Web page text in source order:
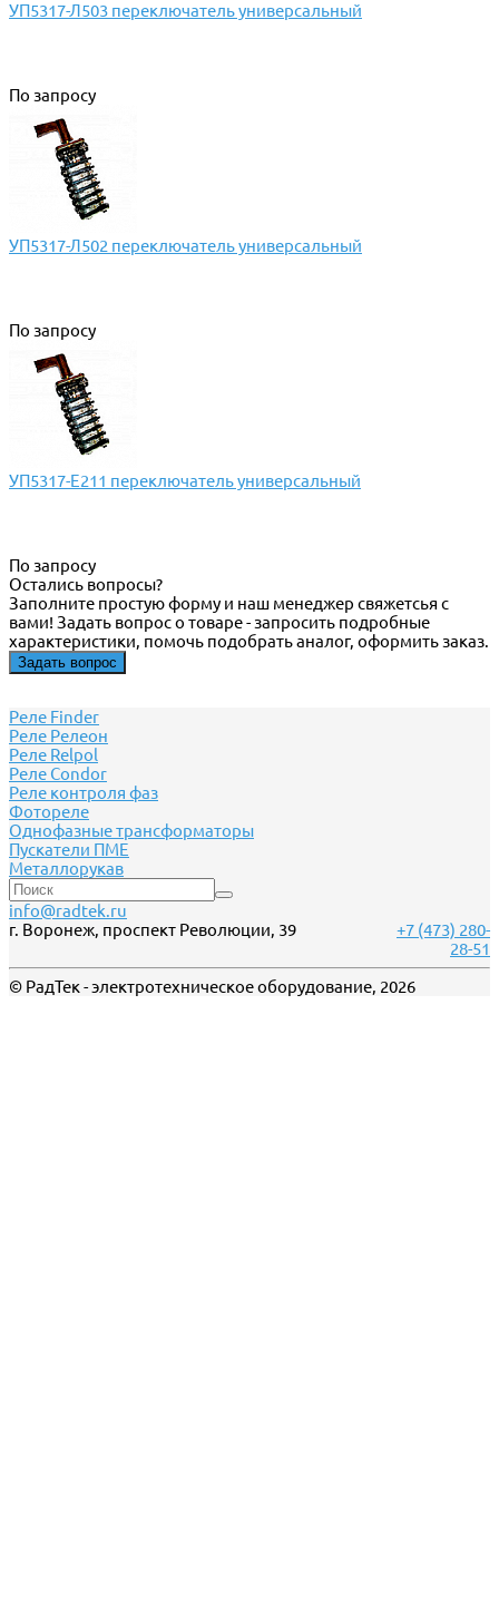
УП5317-Л503 переключатель универсальный
По запросу
УП5317-Л502 переключатель универсальный
По запросу
УП5317-Е211 переключатель универсальный
По запросу
Остались вопросы?
Заполните простую форму и наш менеджер свяжетсья с
вами! Задать вопрос о товаре - запросить подробные
характеристики, помочь подобрать аналог, оформить заказ.
Задать вопрос
Реле Finder
Реле Релеон
Реле Relpol
Реле Сondor
Реле контроля фаз
Фотореле
Однофазные трансформаторы
Пускатели ПМЕ
Металлорукав
info@radtek.ru
г. Воронеж, проспект Революции, 39
+7 (473) 280-
28-51
© РадТек - электротехническое оборудование, 2026